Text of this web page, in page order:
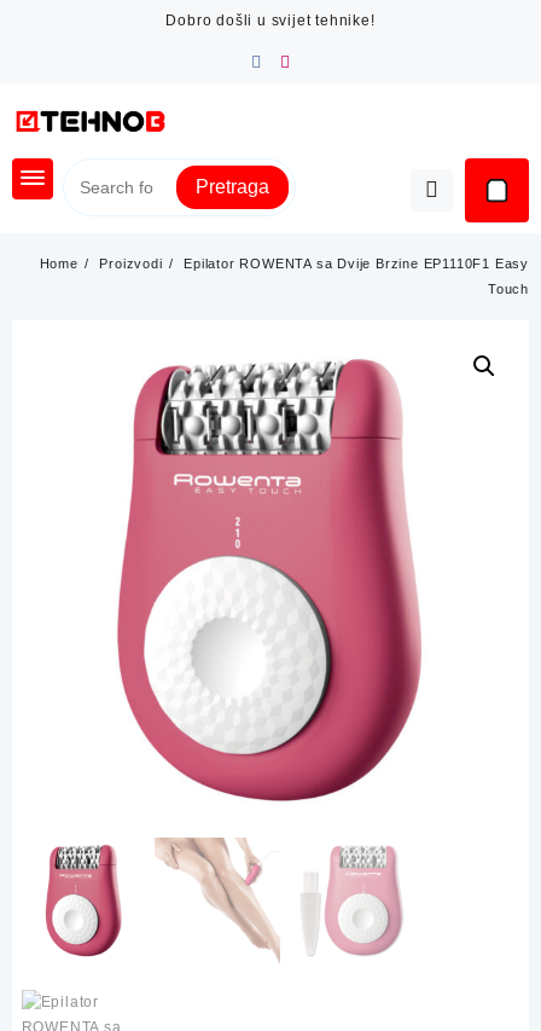
Dobro došli u svijet tehnike!
Pretraga
Home Proizvodi
Epilator ROWENTA sa Dvije Brzine EP1110F1 Easy
Touch